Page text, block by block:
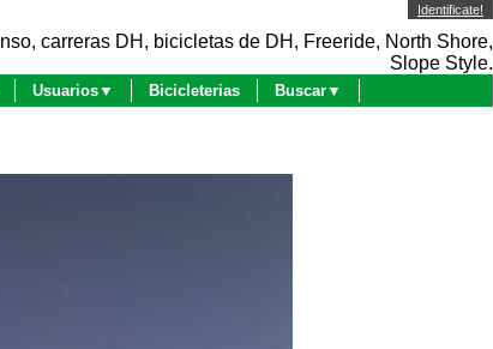
Identificate!
carreras DH, bicicletas de DH, Freeride, North Shore,
Slope Style.
Usuarios▼ Bicicleterias Buscar▼